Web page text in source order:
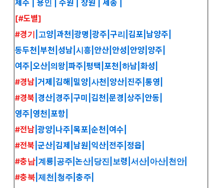
제주 용인 수원 | 창원 세종
[#도별]
#경기 고양 과천 |광명 |광주 구리 김포 남양주
동두천 부천 성남 시흥 안산 안성 안양 양주
여주 오산 의왕 파주 평택 포천 하남 화성
#경남 거제 김해 밀양 사천 양산 진주 통영
#경북 경산 경주 구미 김천 문경 상주 안동
영주 영천 포항
#전남 |광양 나주 목포 순천 여수
#전북 군산 김제 남원 익산 전주 정읍
#충남| 계룡 공주 논산| 당진 보령 서산| 아산| 천안|
#충북 제천 청주 충주